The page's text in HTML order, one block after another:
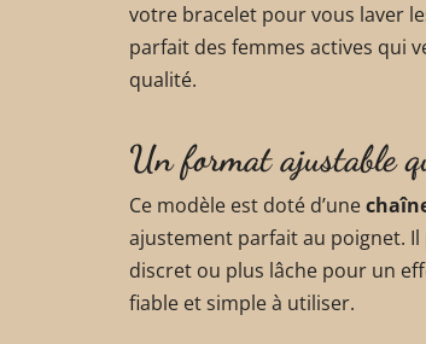
votre bracelet pour vous laver
parfait des femmes actives qui
qualité.
Un format ajustable
Ce modèle est doté d’une
ajustement parfait au poignet.
discret ou plus lâche pour un
fiable et simple à utiliser.